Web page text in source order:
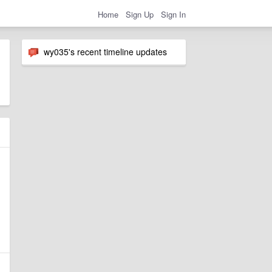
Home Sign Up Sign In
wy035's recent timeline updates